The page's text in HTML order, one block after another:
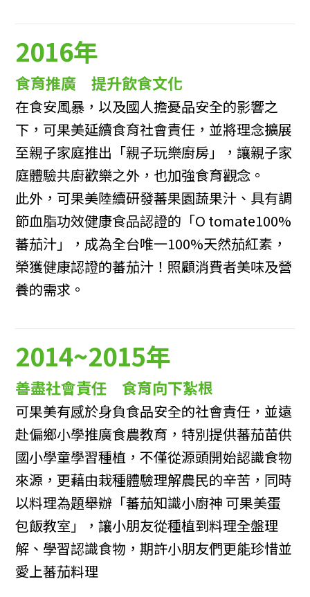
2016年
食育推廣 提升飲食文化
在食安風暴，以及國人擔憂品安全的影響之
下，可果美延續食育社會責任，並將理念擴展
至親子家庭推出「親子玩樂廚房」，讓親子家
庭體驗共廚歡樂之外，也加強食育觀念。
此外，可果美陸續研發蕃果園蔬果汁、具有調
節血脂功效健康食品認證的「O tomate100%
蕃茄汁」，成為全台唯一100%天然茄紅素，
榮獲健康認證的蕃茄汁！照顧消費者美味及營
養的需求。
2014~2015年
善盡社會責任 食育向下紮根
可果美有感於身負食品安全的社會責任，並遠
赴偏鄉小學推廣食農教育，特別提供蕃茄苗供
國小學童學習種植，不僅從源頭開始認識食物
來源，更藉由栽種體驗理解農民的辛苦，同時
以料理為題舉辦「蕃茄知識小廚神 可果美蛋
包飯教室」，讓小朋友從種植到料理全盤理
解、學習認識食物，期許小朋友們更能珍惜並
愛上蕃茄料理